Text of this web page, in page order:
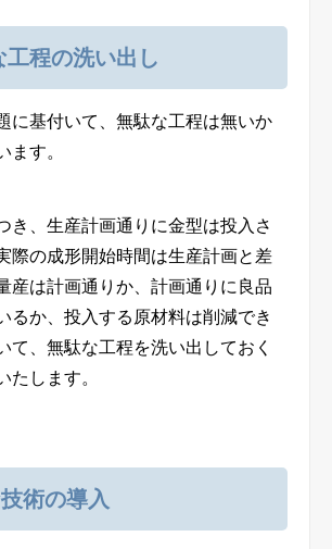
工程の洗い出し
に基付いて、無駄な工程は無いか
ます。
き、生産計画通りに金型は投入さ
際の成形開始時間は生産計画と差
産は計画通りか、計画通りに良品
るか、投入する原材料は削減でき
て、無駄な工程を洗い出しておく
たします。
術の導入